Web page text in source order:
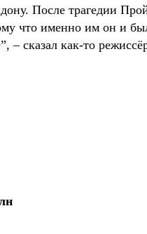
После трагедии
что именно им он и
– сказал как-то